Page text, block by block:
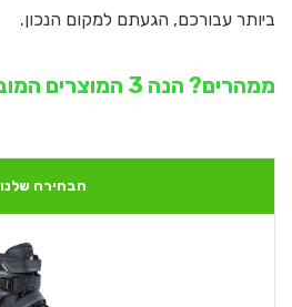
ביותר עבורכם, הגעתם למקום הנכון.
ממהרים? הנה 3 המוצרים המובילים:
הבחירה שלנו